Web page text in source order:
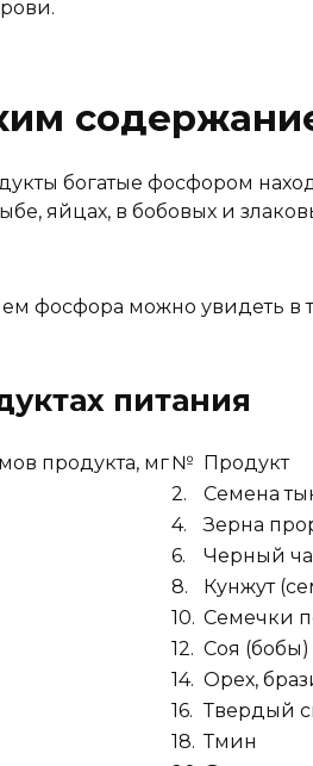
богатые фосфором
яйцах, в бобовых и
фосфора можно увидеть в
питания
продукта, мг№ Продукт
2. Семена
4. Зерна
6. Черный
8. Кунжут
10. Семечки
12. Соя (бобы)
14. Орех,
16. Твердый
18. Тмин